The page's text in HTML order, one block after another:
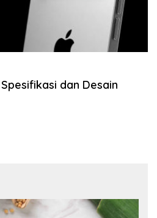
dan Desain